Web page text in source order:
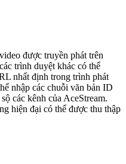
được truyền phát trên
trình duyệt khác có thể
nhất định trong trình phát
nhập các chuỗi văn bản ID
các kênh của AceStream.
hiện đại có thể được thu thập